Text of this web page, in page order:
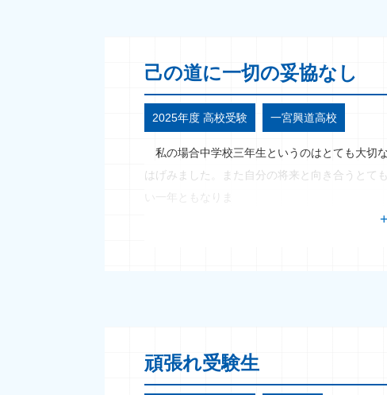
己の道に一切の妥協なし
2025年度 高校受験 一宮興道高校
私の場合中学校三年生というのはとても大切
はげみました。また自分の将来と向き合うとて
い一年ともなりま
頑張れ受験生